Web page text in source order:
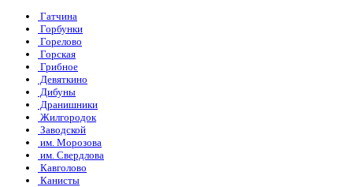
Гатчина
Горбунки
Горелово
Горская
Грибное
Девяткино
Дибуны
Дранишники
Жилгородок
Заводской
им. Морозова
им. Свердлова
Кавголово
Канисты